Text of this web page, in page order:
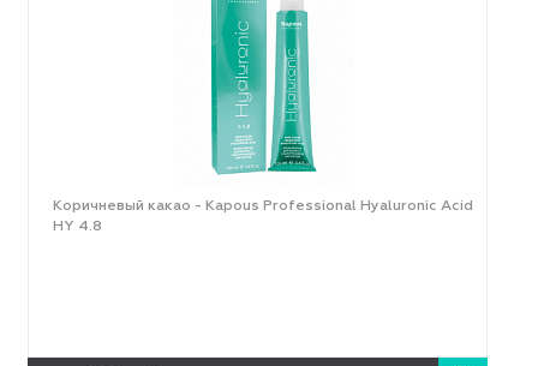
Коричневый какао - Kapous Professional Hyaluronic Acid
HY 4.8